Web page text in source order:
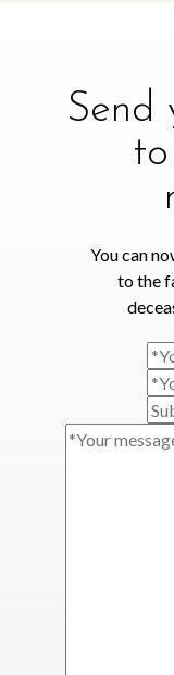
Send
You can
to the